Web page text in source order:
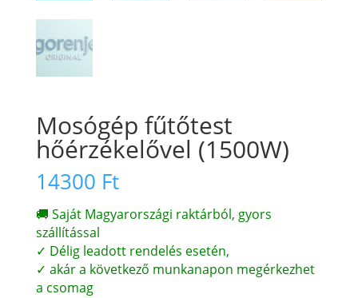
Mosógép fűtőtest
hőérzékelővel (1500W)
14300 Ft
🚚 Saját Magyarországi raktárból, gyors
szállítással
✓ Délig leadott rendelés esetén,
✓ akár a következő munkanapon megérkezhet
a csomag